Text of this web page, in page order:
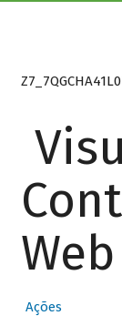
Web
Ações